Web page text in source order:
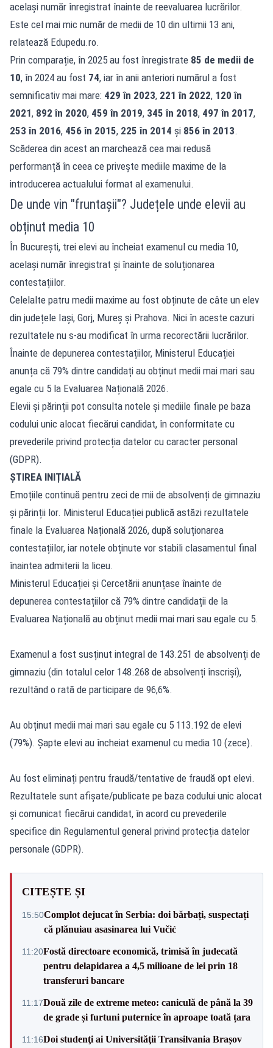
același număr înregistrat înainte de reevaluarea lucrărilor.
Este cel mai mic număr de medii de 10 din ultimii 13 ani,
relatează Edupedu.ro.
Prin comparație, în 2025 au fost înregistrate 85 de medii de
10, în 2024 au fost 74, iar în anii anteriori numărul a fost
semnificativ mai mare: 429 în 2023, 221 în 2022, 120 în
2021, 892 în 2020, 459 în 2019, 345 în 2018, 497 în 2017,
253 în 2016, 456 în 2015, 225 în 2014 și 856 în 2013.
Scăderea din acest an marchează cea mai redusă
performanță în ceea ce privește mediile maxime de la
introducerea actualului format al examenului.
De unde vin "fruntașii"? Județele unde elevii au
obținut media 10
În București, trei elevi au încheiat examenul cu media 10,
același număr înregistrat și înainte de soluționarea
contestațiilor.
Celelalte patru medii maxime au fost obținute de câte un elev
din județele Iași, Gorj, Mureș și Prahova. Nici în aceste cazuri
rezultatele nu s-au modificat în urma recorectării lucrărilor.
Înainte de depunerea contestațiilor, Ministerul Educației
anunța că 79% dintre candidați au obținut medii mai mari sau
egale cu 5 la Evaluarea Națională 2026.
Elevii și părinții pot consulta notele și mediile finale pe baza
codului unic alocat fiecărui candidat, în conformitate cu
prevederile privind protecția datelor cu caracter personal
(GDPR).
ȘTIREA INIȚIALĂ
Emoțiile continuă pentru zeci de mii de absolvenți de gimnaziu
și părinții lor. Ministerul Educației publică astăzi rezultatele
finale la Evaluarea Națională 2026, după soluționarea
contestațiilor, iar notele obținute vor stabili clasamentul final
înaintea admiterii la liceu.
Ministerul Educației și Cercetării anunțase înainte de
depunerea contestațiilor că 79% dintre candidații de la
Evaluarea Națională au obținut medii mai mari sau egale cu 5.
Examenul a fost susținut integral de 143.251 de absolvenți de
gimnaziu (din totalul celor 148.268 de absolvenți înscriși),
rezultând o rată de participare de 96,6%.
Au obținut medii mai mari sau egale cu 5 113.192 de elevi
(79%). Șapte elevi au încheiat examenul cu media 10 (zece).
Au fost eliminați pentru fraudă/tentative de fraudă opt elevi.
Rezultatele sunt afișate/publicate pe baza codului unic alocat
și comunicat fiecărui candidat, în acord cu prevederile
specifice din Regulamentul general privind protecția datelor
personale (GDPR).
CITEȘTE ȘI
15:50Complot dejucat în Serbia: doi bărbați, suspectați
că plănuiau asasinarea lui Vučić
11:20Fostă directoare economică, trimisă în judecată
pentru delapidarea a 4,5 milioane de lei prin 18
transferuri bancare
11:17Două zile de extreme meteo: caniculă de până la 39
de grade și furtuni puternice în aproape toată țara
11:16Doi studenţi ai Universităţii Transilvania Brașov